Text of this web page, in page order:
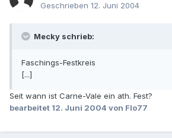
Geschrieben 12. Juni 2004
Mecky schrieb:
Faschings-Festkreis
[...]
Seit wann ist Carne-Vale ein ath. Fest?
bearbeitet 12. Juni 2004 von Flo77